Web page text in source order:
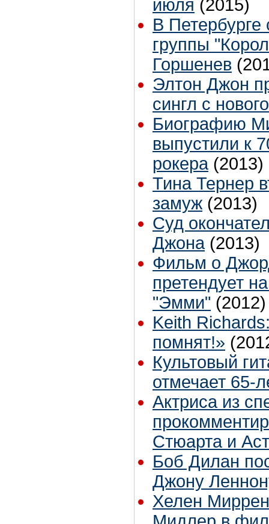
июля (2015)
В Петербурге
группы
Горшенев
Элтон Джон
сингл с
Биографию
выпустили к
рокера (2013)
Тина Тернер
замуж (2013)
Суд
Джона (2013)
Фильм о
претендует
"Эмми" (2012)
Keith
помнят!»
Культовый
отмечает 65-
Актриса из
Стюарта и
Боб Дилан
Джону
Хелен